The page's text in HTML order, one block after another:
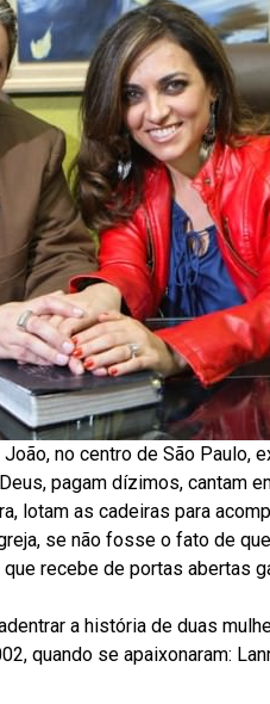
no centro de São Paulo,
pagam dízimos, cantam
lotam as cadeiras para
se não fosse o fato de
recebe de portas abertas
a história de duas
quando se apaixonaram: